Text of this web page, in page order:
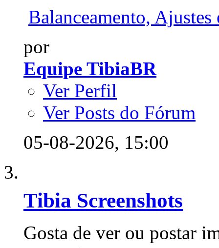
Balanceamento, Ajustes
por
Equipe TibiaBR
Ver Perfil
Ver Posts do Fórum
05-08-2026, 15:00
Tibia Screenshots
Gosta de ver ou postar